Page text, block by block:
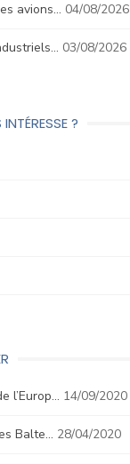
avions… 04/08/2026
03/08/2026
?
l’Europ… 14/09/2020
Balte… 28/04/2020